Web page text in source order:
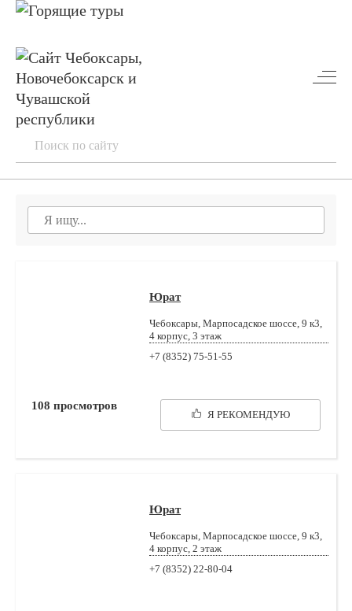
Юрат
Чебоксары, Марпосадское шоссе, 9 к3,
4 корпус, 3 этаж
+7 (8352) 75-51-55
Я РЕКОМЕНДУЮ
108 просмотров
Юрат
Чебоксары, Марпосадское шоссе, 9 к3,
4 корпус, 2 этаж
+7 (8352) 22-80-04